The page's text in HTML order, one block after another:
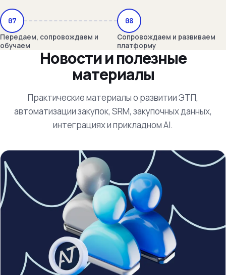
07
Передаем, сопровождаем и
обучаем
08
Сопровождаем и развиваем
платформу
Новости и полезные
материалы
Практические материалы о развитии ЭТП,
автоматизации закупок, SRM, закупочных данных,
интеграциях и прикладном AI.